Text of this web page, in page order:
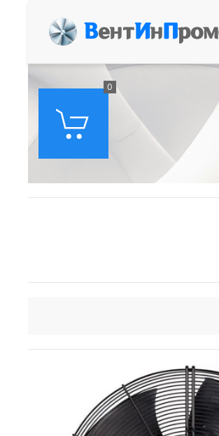
ВентИнПром
0